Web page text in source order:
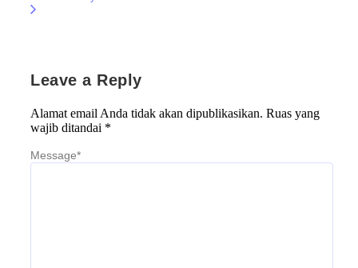
Leave a Reply
Alamat email Anda tidak akan dipublikasikan. Ruas yang
wajib ditandai *
Message*